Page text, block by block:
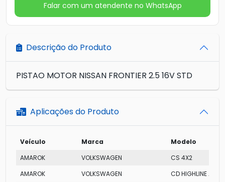
Falar com um atendente no WhatsApp
Descrição do Produto
PISTAO MOTOR NISSAN FRONTIER 2.5 16V STD
Aplicações do Produto
Veículo Marca
Modelo
AMAROK
VOLKSWAGEN
CS 4X2
AMAROK
VOLKSWAGEN
CD HIGHLINE AT